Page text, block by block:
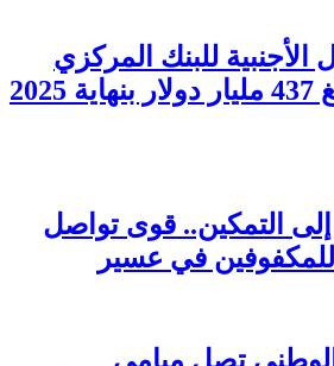
للبنك المركزي
التمكين.. قوى تواصل
في عسير
الوطني تصل ميامي